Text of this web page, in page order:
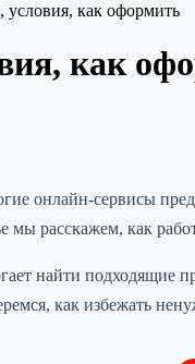
как оформить
как
онлайн-сервисы
расскажем, как
найти
как избежать